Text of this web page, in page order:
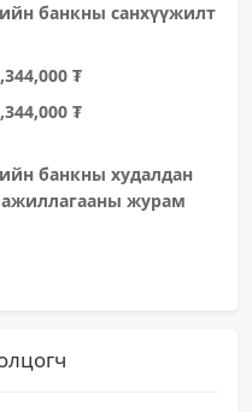
банкны санхүүжилт
₮
₮
банкны худалдан
ажиллагааны журам